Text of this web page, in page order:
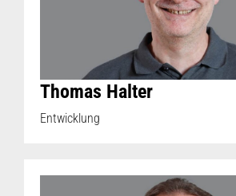
Thomas Halter
Entwicklung